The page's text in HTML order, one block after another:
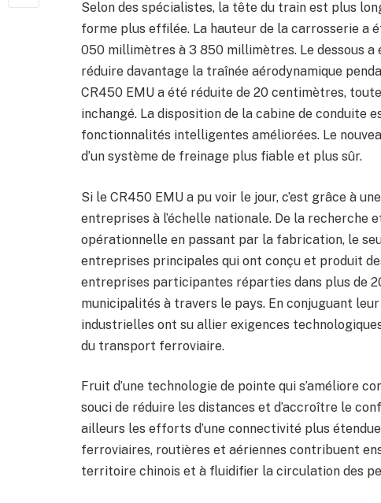
Selon des spécialistes, la tête du train est plus
forme plus effilée. La hauteur de la carrosserie a
050 millimètres à 3 850 millimètres. Le dessous
réduire davantage la traînée aérodynamique
CR450 EMU a été réduite de 20 centimètres,
inchangé. La disposition de la cabine de conduite
fonctionnalités intelligentes améliorées. Le
d’un système de freinage plus fiable et plus sûr.
Si le CR450 EMU a pu voir le jour, c’est grâce à
entreprises à l’échelle nationale. De la recherche
opérationnelle en passant par la fabrication, le
entreprises principales qui ont conçu et produit
entreprises participantes réparties dans plus de
municipalités à travers le pays. En conjuguant
industrielles ont su allier exigences
du transport ferroviaire.
Fruit d’une technologie de pointe qui s’améliore
souci de réduire les distances et d’accroître le
ailleurs les efforts d’une connectivité plus
ferroviaires, routières et aériennes contribuent
territoire chinois et à fluidifier la circulation des